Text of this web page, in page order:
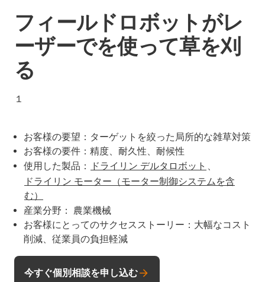
フィールドロボットがレ
ーザーでを使って草を刈
る
１
お客様の要望：ターゲットを絞った局所的な雑草対策
お客様の要件：精度、耐久性、耐候性
使用した製品：
ドライリン デルタロボット 、
ドライリン モーター（モーター制御システムを含
む）
産業分野： 農業機械
お客様にとってのサクセスストーリー：大幅なコスト
削減、従業員の負担軽減
今すぐ個別相談を申し込む